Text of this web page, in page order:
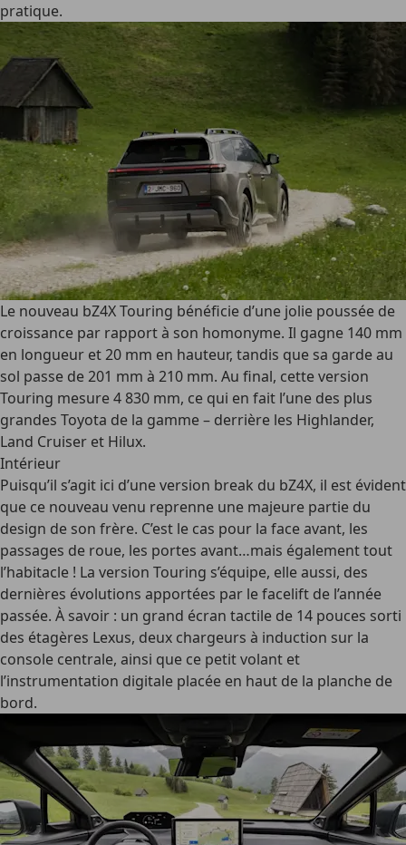
pratique.
Le nouveau bZ4X Touring bénéficie d’une jolie poussée de
croissance par rapport à son homonyme. Il gagne 140 mm
en longueur et 20 mm en hauteur, tandis que sa garde au
sol passe de 201 mm à 210 mm. Au final, cette version
Touring mesure 4 830 mm, ce qui en fait l’une des plus
grandes Toyota de la gamme – derrière les Highlander,
Land Cruiser et Hilux.
Intérieur
Puisqu’il s’agit ici d’une version break du bZ4X, il est évident
que ce nouveau venu reprenne une majeure partie du
design de son frère. C’est le cas pour la face avant, les
passages de roue, les portes avant…mais également tout
l’habitacle ! La version Touring s’équipe, elle aussi, des
dernières évolutions apportées par le facelift de l’année
passée. À savoir : un grand écran tactile de 14 pouces sorti
des étagères Lexus, deux chargeurs à induction sur la
console centrale, ainsi que ce petit volant et
l’instrumentation digitale placée en haut de la planche de
bord.